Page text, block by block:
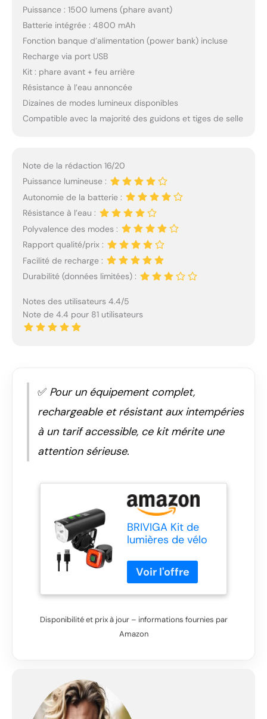
Puissance : 1500 lumens (phare avant)
Batterie intégrée : 4800 mAh
Fonction banque d’alimentation (power bank) incluse
Recharge via port USB
Kit : phare avant + feu arrière
Résistance à l’eau annoncée
Dizaines de modes lumineux disponibles
Compatible avec la majorité des guidons et tiges de selle
Note de la rédaction 16/20
Puissance lumineuse :
Autonomie de la batterie :
Résistance à l’eau :
Polyvalence des modes :
Rapport qualité/prix :
Facilité de recharge :
Durabilité (données limitées) :
Notes des utilisateurs 4.4/5
Note de 4.4 pour 81 utilisateurs
✅ Pour un équipement complet,
rechargeable et résistant aux intempéries
à un tarif accessible, ce kit mérite une
attention sérieuse.
BRIVIGA Kit de
lumières de vélo
rechargeables
USB 1500 lumens,
puissant, batterie
banque
Disponibilité et prix à jour – informations fournies par
Amazon